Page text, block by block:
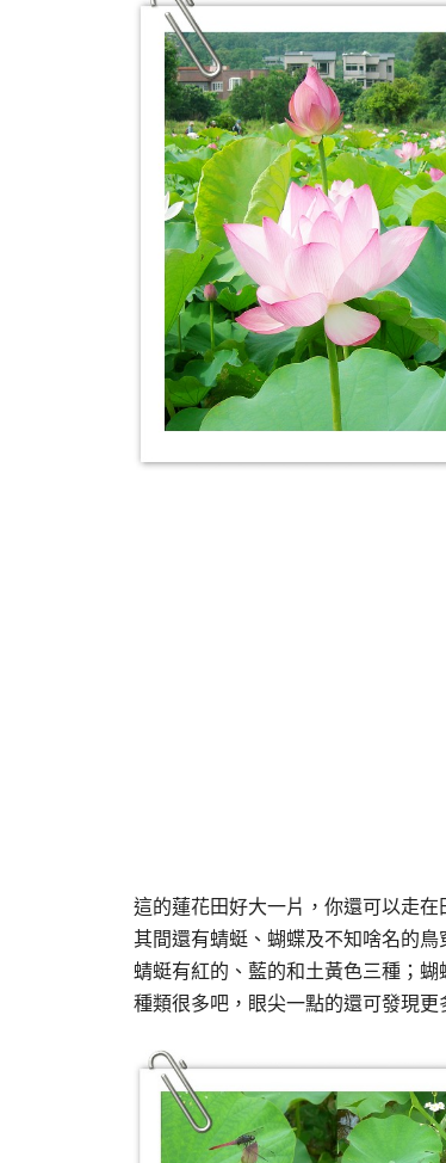
這的蓮花田好大一片，你還可以走
其間還有蜻蜓、蝴蝶及不知啥名的鳥
蜻蜓有紅的、藍的和土黃色三種；
種類很多吧，眼尖一點的還可發現更